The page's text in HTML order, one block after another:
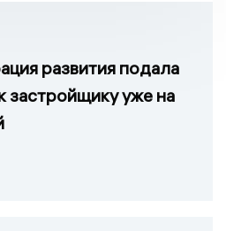
развития подала
застройщику уже на